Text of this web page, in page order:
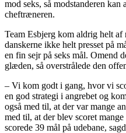
mod seks, så modstanderen
cheftræneren.
Team Esbjerg kom aldrig helt af
danskerne ikke helt presset på
en fin sejr på seks mål. Omend
glæden, så overstrålede den
– Vi kom godt i gang, hvor vi
en god strategi i angrebet og
også med til, at der var mange
med til, at der blev scoret
scorede 39 mål på udebane,